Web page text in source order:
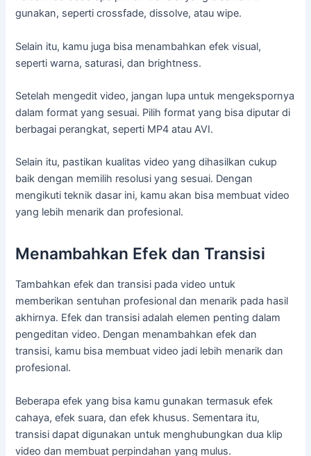
gunakan, seperti crossfade, dissolve, atau wipe.
Selain itu, kamu juga bisa menambahkan efek visual,
seperti warna, saturasi, dan brightness.
Setelah mengedit video, jangan lupa untuk mengekspornya
dalam format yang sesuai. Pilih format yang bisa diputar di
berbagai perangkat, seperti MP4 atau AVI.
Selain itu, pastikan kualitas video yang dihasilkan cukup
baik dengan memilih resolusi yang sesuai. Dengan
mengikuti teknik dasar ini, kamu akan bisa membuat video
yang lebih menarik dan profesional.
Menambahkan Efek dan Transisi
Tambahkan efek dan transisi pada video untuk
memberikan sentuhan profesional dan menarik pada hasil
akhirnya. Efek dan transisi adalah elemen penting dalam
pengeditan video. Dengan menambahkan efek dan
transisi, kamu bisa membuat video jadi lebih menarik dan
profesional.
Beberapa efek yang bisa kamu gunakan termasuk efek
cahaya, efek suara, dan efek khusus. Sementara itu,
transisi dapat digunakan untuk menghubungkan dua klip
video dan membuat perpindahan yang mulus.